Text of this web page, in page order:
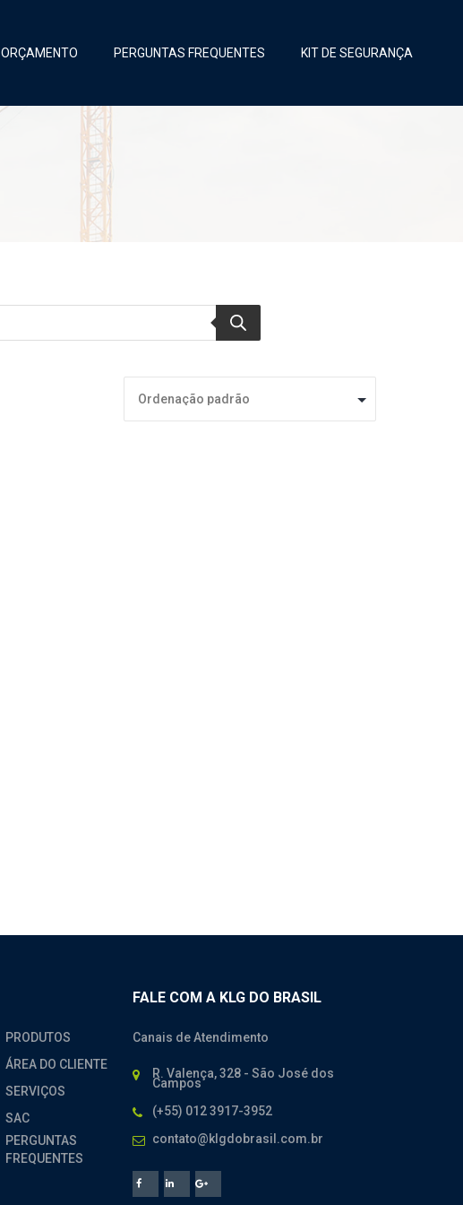
ORÇAMENTO PERGUNTAS FREQUENTES KIT DE SEGURANÇA
PRODUTOS
ÁREA DO CLIENTE
SERVIÇOS
SAC
PERGUNTAS
FREQUENTES
FALE COM A KLG DO BRASIL
Canais de Atendimento
R. Valença, 328 - São José dos
Campos
(+55) 012 3917-3952
contato@klgdobrasil.com.br